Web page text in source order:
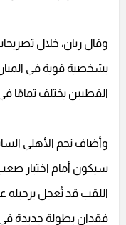
وقال ريان، خلال
بشخصية قوية في
القطبين يختلف تمامًا
وأضاف نجم الأهلي
سيكون أمام اختبار
اللقب قد تُعجل برحيله
فقدان بطولة جديدة في